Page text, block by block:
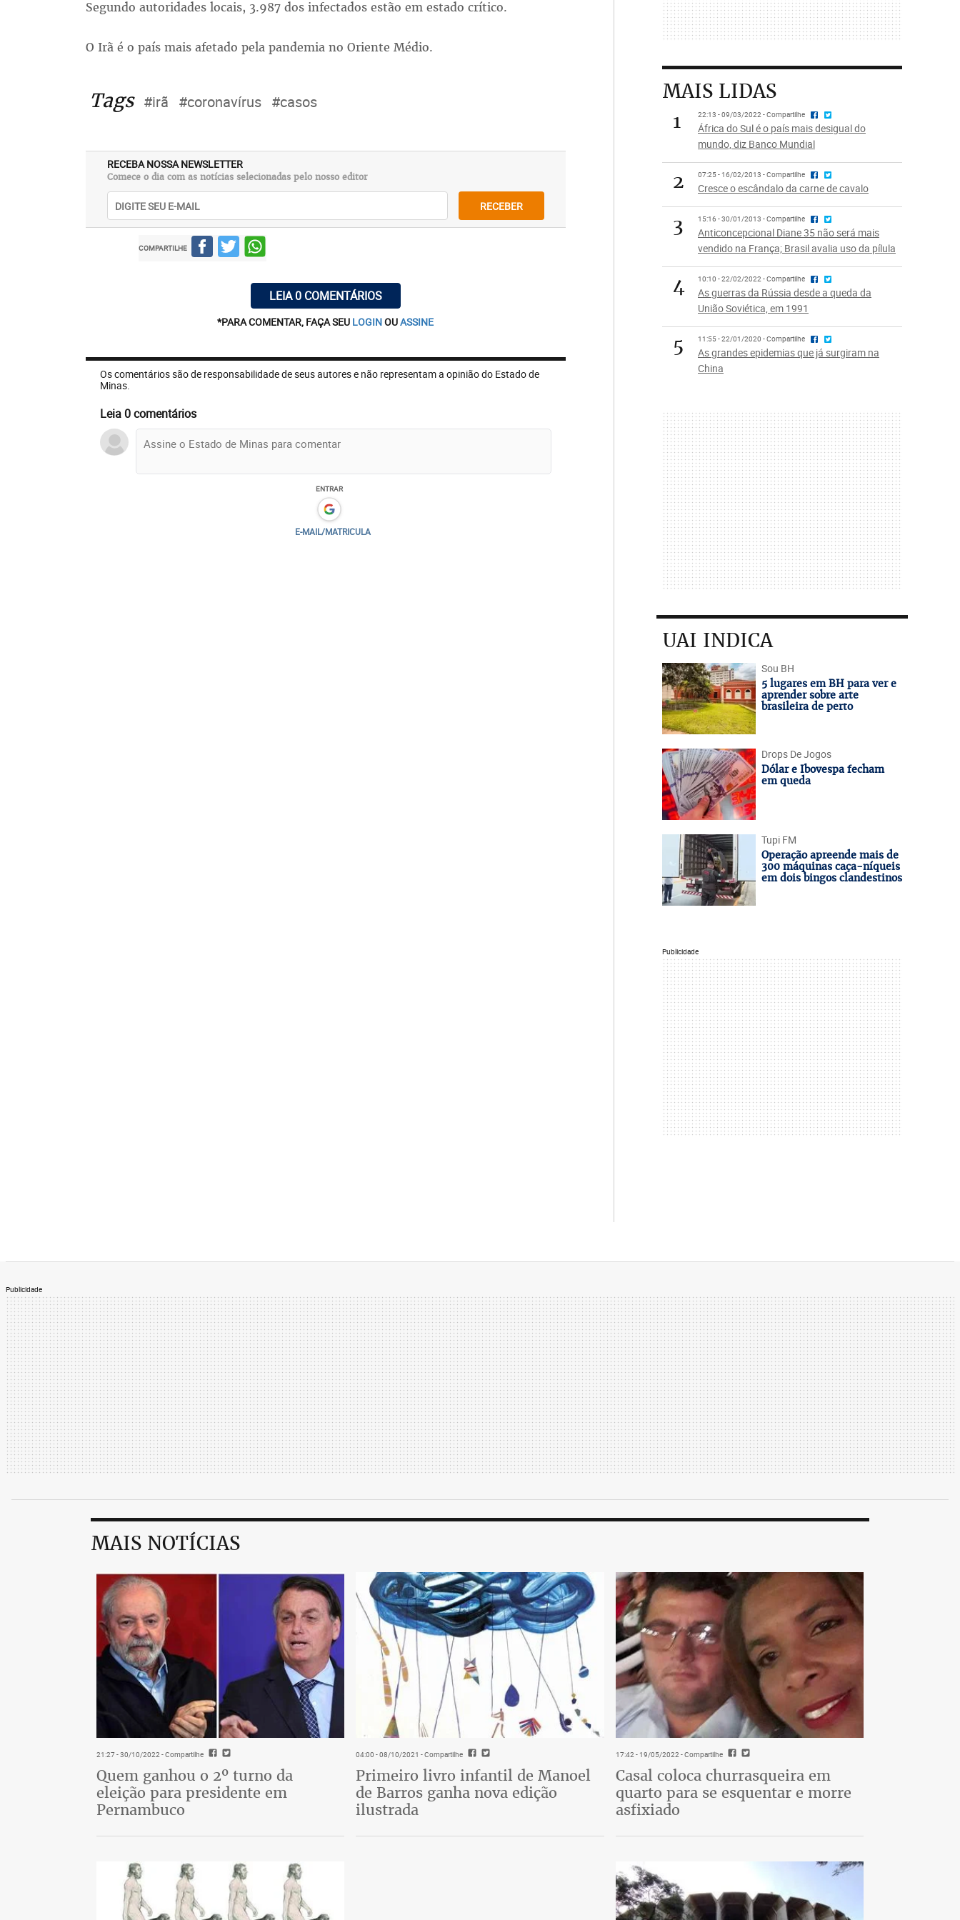
Segundo autoridades locais, 3.987 dos infectados estão em estado crítico.
O Irã é o país mais afetado pela pandemia no Oriente Médio.
Tags #irã #coronavírus #casos
RECEBA NOSSA NEWSLETTER
Comece o dia com as notícias selecionadas pelo nosso editor
RECEBER
COMPARTILHE
LEIA 0 COMENTÁRIOS
*PARA COMENTAR, FAÇA SEU LOGINOUASSINE
Os comentários são de responsabilidade de seus autores e não representam a opinião do Estado de
Minas.
Leia 0 comentários
ENTRAR
E-MAIL/MATRICULA
MAIS LIDAS
1
22:13 - 09/03/2022 - Compartilhe
África do Sul é o país mais desigual do
mundo, diz Banco Mundial
2 07:25 - 16/02/2013 - Compartilhe
Cresce o escândalo da carne de cavalo
3 15:16 - 30/01/2013 - Compartilhe
Anticoncepcional Diane 35 não será mais
vendido na França; Brasil avalia uso da pílula
4 10:10 - 22/02/2022 - Compartilhe
As guerras da Rússia desde a queda da
União Soviética, em 1991
5 11:55 - 22/01/2020 - Compartilhe
As grandes epidemias que já surgiram na
China
UAI INDICA
Sou BH
5 lugares em BH para ver e
aprender sobre arte
brasileira de perto
Drops De Jogos
Dólar e Ibovespa fecham
em queda
Tupi FM
Operação apreende mais de
300 máquinas caça-níqueis
em dois bingos clandestinos
Publicidade
Publicidade
MAIS NOTÍCIAS
21:27 - 30/10/2022- Compartilhe
Quem ganhou o 2º turno da
eleição para presidente em
Pernambuco
04:00 - 08/10/2021 - Compartilhe
Primeiro livro infantil de Manoel
de Barros ganha nova edição
ilustrada
17:42 - 19/05/2022- Compartilhe
Casal coloca churrasqueira em
quarto para se esquentar e morre
asfixiado